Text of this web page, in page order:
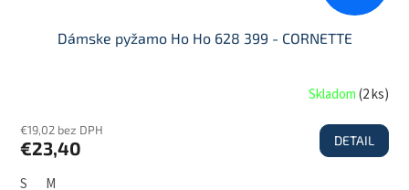
Dámske pyžamo Ho Ho 628 399 - CORNETTE
Skladom(2 ks)
€19,02 bez DPH
€23,40 DETAIL
S M